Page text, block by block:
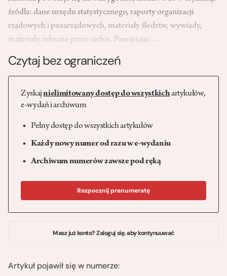
źródła: dane urzędu statystycznego, raporty organizacji
rządowych i pozarządowych, materiały śledztw, wywiady,
materiały zebrane przez siebie. Pamiętając…
Czytaj bez ograniczeń
Zyskajnielimitowany dostęp do wszystkichartykułów,
e-wydań i archiwum
Pełny dostęp do wszystkich artykułów
Każdy nowy numer od razu w e-wydaniu
Archiwum numerów zawsze pod ręką
Rozpocznij prenumeratę
Masz już konto? Zaloguj się, aby kontynuuwać
Artykuł pojawił się w numerze: